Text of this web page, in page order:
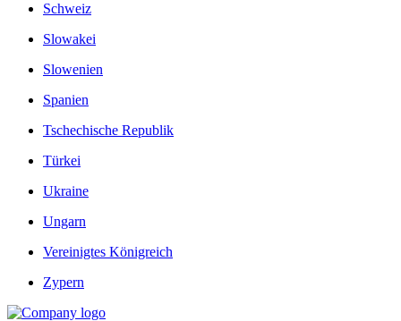
Schweiz
Slowakei
Slowenien
Spanien
Tschechische Republik
Türkei
Ukraine
Ungarn
Vereinigtes Königreich
Zypern